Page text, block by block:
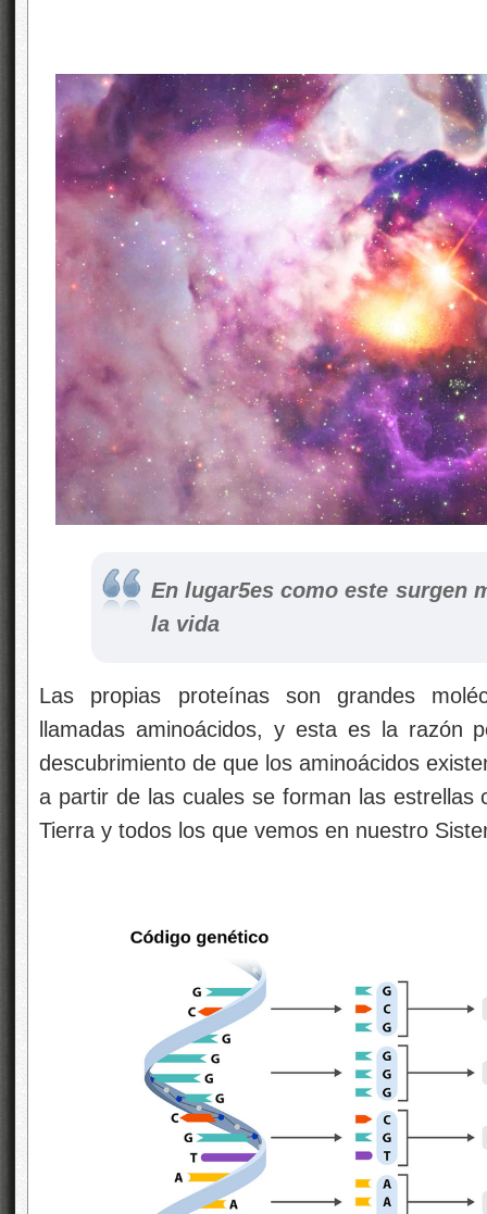
En lugar5es como este surgen
la vida
Las propias proteínas son grandes
llamadas aminoácidos, y esta es la razón
descubrimiento de que los aminoácidos
a partir de las cuales se forman las estrellas
Tierra y todos los que vemos en nuestro